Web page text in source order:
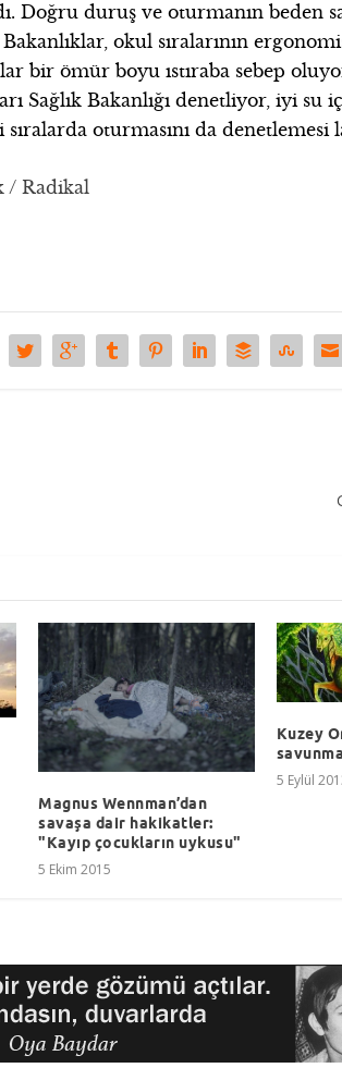
Doğru duruş ve oturmanın beden
okul sıralarının
bir ömür boyu ıstıraba sebep
Sağlık Bakanlığı denetliyor, iyi su
sıralarda oturmasını da denetlemesi
/ Radikal
Magnus Wennman’dan
savaşa dair hakikatler:
"Kayıp çocukların uykusu"
5 Ekim 2015
Kuzey
5 Eylül